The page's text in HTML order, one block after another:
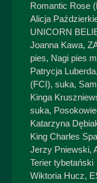
Romantic Rose
Alicja
UNICORN
Joanna Kawa,
pies, Nagi pies
Patrycja
(FCI), suka,
Kinga
suka,
Katarzyna
King Charles
Jerzy Pniewski,
Terier tybetański
Wiktoria Hucz,